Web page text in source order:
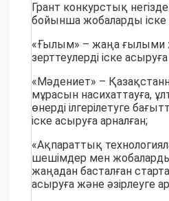
Грант конкурстық
бойынша жобаларды іске
«Ғылым» – жаңа ғылыми
зерттеулерді іске
«Мәдениет» –
мұрасын насихаттауға,
өнерді ілгерілетуге
іске асыруға арналған;
«Ақпараттық
шешімдер мен
жаңадан басталған
асыруға және әзірлеуге